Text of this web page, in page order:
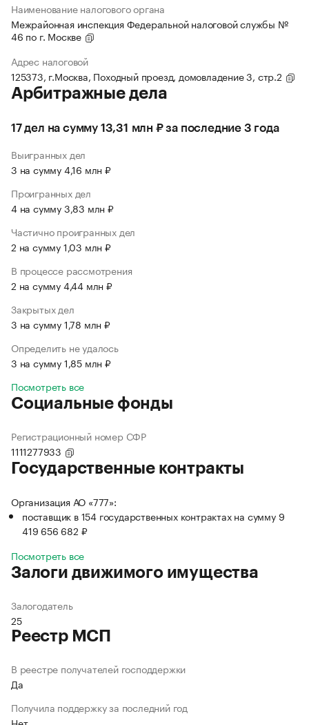
Наименование налогового органа
Межрайонная инспекция Федеральной налоговой службы №
46 по г. Москве
Адрес налоговой
125373, г.Москва, Походный проезд, домовладение 3, стр.2
Арбитражные дела
17 дел на сумму 13,31 млн ₽ за последние 3 года
Выигранных дел
3 на сумму 4,16 млн ₽
Проигранных дел
4 на сумму 3,83 млн ₽
Частично проигранных дел
2 на сумму 1,03 млн ₽
В процессе рассмотрения
2 на сумму 4,44 млн ₽
Закрытых дел
3 на сумму 1,78 млн ₽
Определить не удалось
3 на сумму 1,85 млн ₽
Посмотреть все
Социальные фонды
Регистрационный номер СФР
1111277933
Государственные контракты
Организация АО «777»:
поставщик в 154 государственных контрактах на сумму 9
419 656 682 ₽
Посмотреть все
Залоги движимого имущества
Залогодатель
25
Реестр МСП
В реестре получателей господдержки
Да
Получила поддержку за последний год